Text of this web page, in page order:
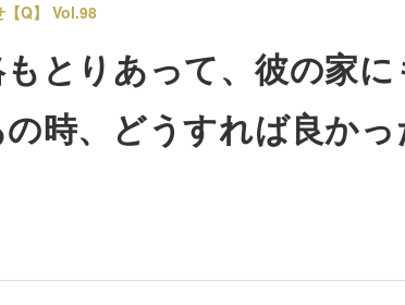
【Q】 Vol.98
とりあって、彼の家
時、どうすれば良か